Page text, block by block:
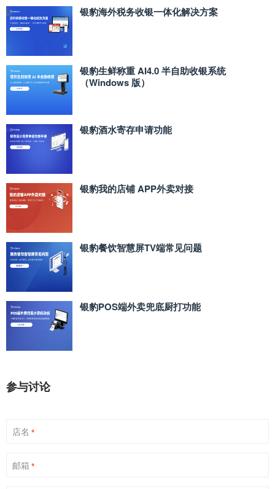
银豹海外税务收银一体化解决方案
银豹生鲜称重 AI4.0 半自助收银系统
（Windows 版）
银豹酒水寄存申请功能
银豹我的店铺 APP外卖对接
银豹餐饮智慧屏TV端常见问题
银豹POS端外卖兜底厨打功能
参与讨论
店名 *
邮箱 *